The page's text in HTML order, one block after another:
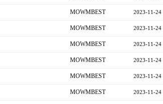
MOWMBEST 2023-11-24
MOWMBEST 2023-11-24
MOWMBEST 2023-11-24
MOWMBEST 2023-11-24
MOWMBEST 2023-11-24
MOWMBEST 2023-11-24